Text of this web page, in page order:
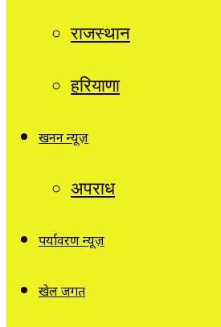
राजस्थान
हरियाणा
खनन न्यूज़
अपराध
पर्यावरण न्यूज़
खेल जगत